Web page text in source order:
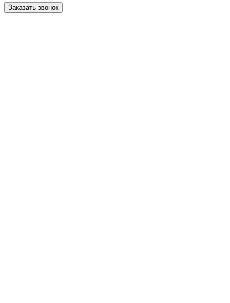
Заказать звонок